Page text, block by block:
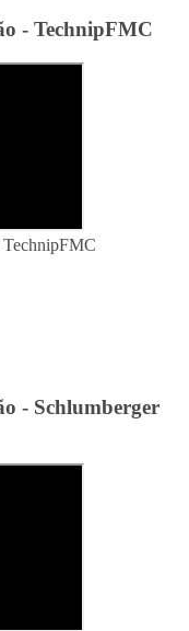
- TechnipFMC
- Schlumberger